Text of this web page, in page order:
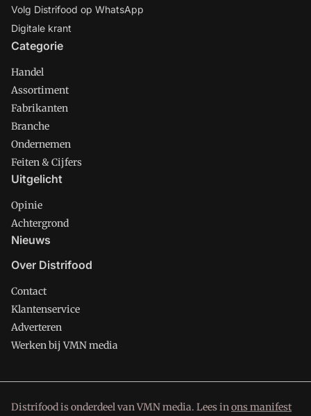
Volg Distrifood op WhatsApp
Digitale krant
Categorie
Handel
Assortiment
Fabrikanten
Branche
Ondernemen
Feiten & Cijfers
Uitgelicht
Opinie
Achtergrond
Nieuws
Over Distrifood
Contact
Klantenservice
Adverteren
Werken bij VMN media
Distrifood is onderdeel van VMN media. Lees inons manifest